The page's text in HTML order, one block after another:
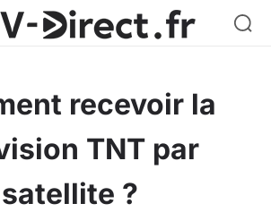
recevoir la
TNT par
satellite ?